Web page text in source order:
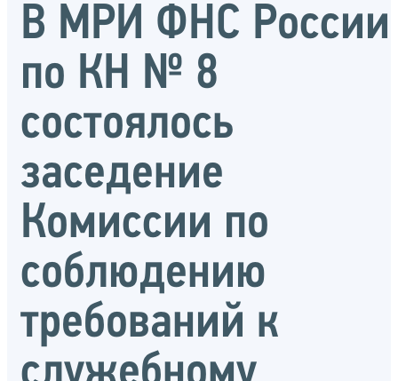
В МРИ ФНС России
по КН № 8
состоялось
заседение
Комиссии по
соблюдению
требований к